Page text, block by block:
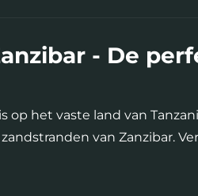
- De
op het vaste land van
van Zanzibar.